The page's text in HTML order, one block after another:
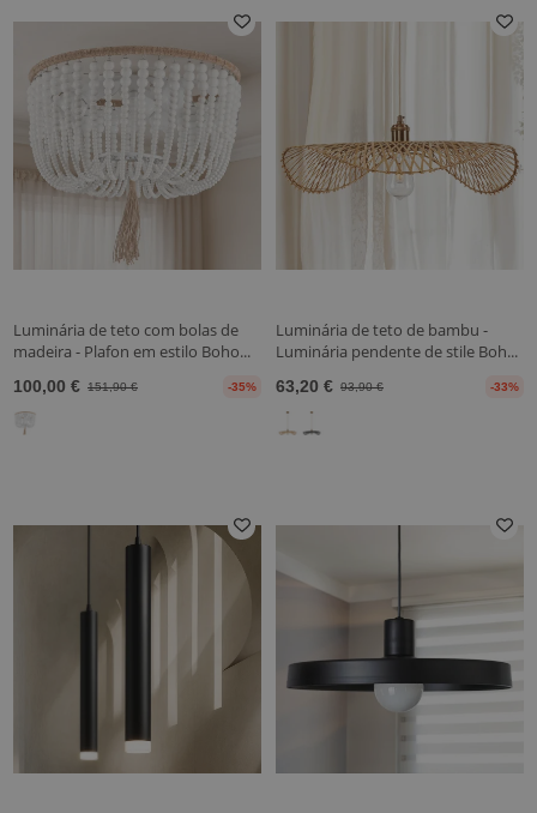
Luminária de teto com bolas de
madeira - Plafon em estilo Boho...
100,00 € 151,90 € -35%
Luminária de teto de bambu -
Luminária pendente de stile Boh...
63,20 € 93,90 € -33%